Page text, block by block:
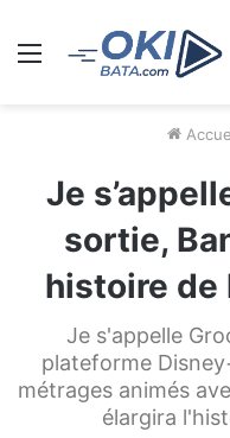
Menu
Je
sortie,
histoire de
Je s'appelle
plateforme
métrages animés
élargira